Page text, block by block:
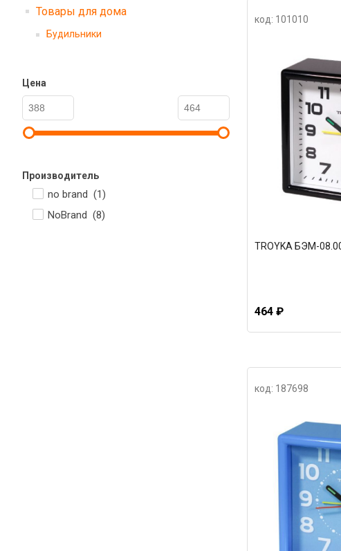
Товары для дома
Будильники
Цена
Производитель
no brand (1)
NoBrand (8)
код: 101010
TROYKA БЭМ-
464 ₽
код: 187698